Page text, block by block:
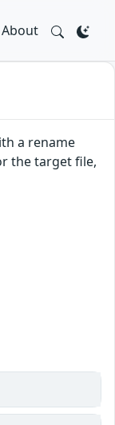
About
a rename
the target file,